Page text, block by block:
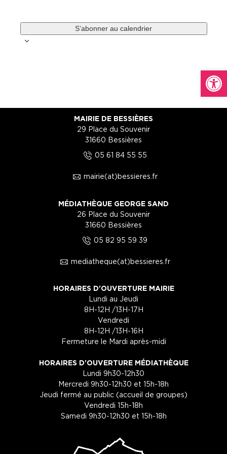
Ouvrir
S’abonner au calendrier
MAIRIE DE BESSIÈRES
29 Place du Souvenir
31660 Bessières
5 05 61 84 55 55
1 mairie(at)bessieres.fr
MÉDIATHÈQUE GEORGE SAND
26 Place du Souvenir
31660 Bessières
5 05 82 95 59 39
1 mediatheque(at)bessieres.fr
HORAIRES D'OUVERTURE MAIRIE
Lundi au Jeudi
8H-12H /13H-17H
Vendredi
8H-12H /13H-16H
Fermeture le Mardi après-midi
HORAIRES D'OUVERTURE MÉDIATHÈQUE
Lundi 9h30-12h30
Mercredi 9h30-12h30 et 15h-18h
Jeudi fermé au public (accueil de groupes)
Vendredi 15h-18h
Samedi 9h30-12h30 et 15h-18h